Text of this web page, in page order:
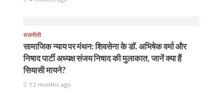
राजनीती
सामाजिक न्याय पर मंथन: शिवसेना के डॉ. अभिषेक वर्मा और
निषाद पार्टी अध्यक्ष संजय निषाद की मुलाकात, जानें क्या हैं
सियासी मायने?
12 months ago